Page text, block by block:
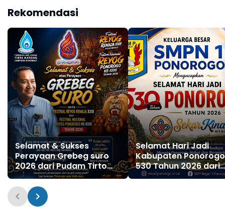
Kabupaten Ponorogo
Rekomendasi
Selamat & Sukses
Perayaan Grebeg suro
2026 dari Pudam Tirto
Katong Kabupaten
Ponorogo
Selamat Hari Jadi
Kabupaten
530 Tahun 2026 dari
SMPN 1 Ponorogo